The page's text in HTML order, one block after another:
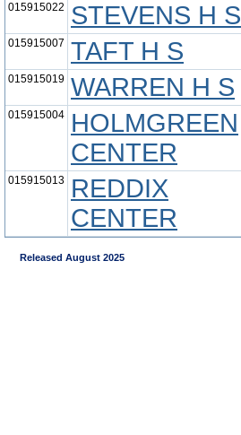
015915022 STEVENS H S
015915007 TAFT H S
015915019 WARREN H S
015915004
HOLMGREEN
CENTER
015915013
REDDIX
CENTER
Released August 2025